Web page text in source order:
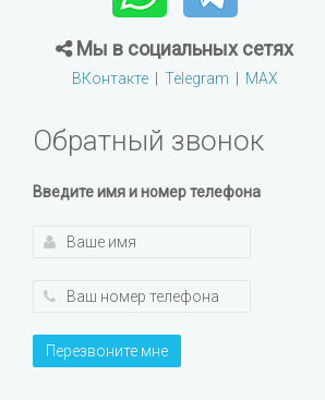
Мы в социальных сетях
ВКонтакте| Telegram | MAX
Обратный звонок
Введите имя и номер телефона
Перезвоните мне